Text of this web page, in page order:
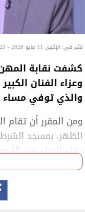
نشر في: الإثنين 11 مايو 2026 - 11:23 م
كشفت نقابة المهن
وعزاء الفنان
والذي توفي مساء
ومن المقرر أن تقام
الظهر، بمسجد
يقام العزاء يوم
المشير طنطاوي
وتخرج عبد الرحمن
عام 1958